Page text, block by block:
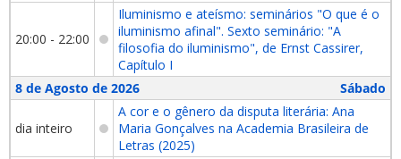
20:00 - 22:00
Iluminismo e ateísmo: seminários "O que é o
iluminismo afinal". Sexto seminário: "A
filosofia do iluminismo", de Ernst Cassirer,
Capítulo I
8 de Agosto de 2026
Sábado
dia inteiro
A cor e o gênero da disputa literária: Ana
Maria Gonçalves na Academia Brasileira de
Letras (2025)